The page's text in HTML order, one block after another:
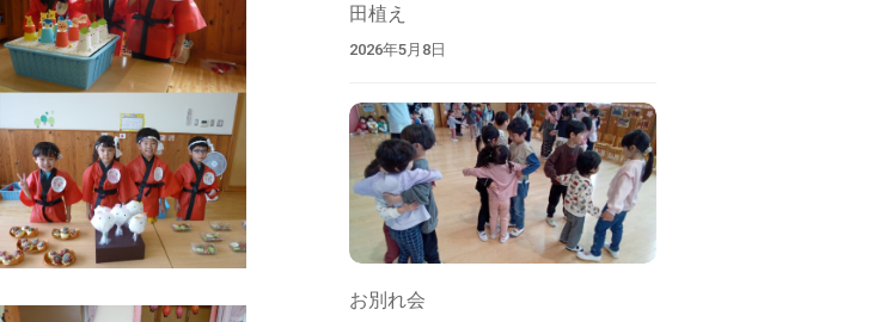
田植え
2026年5月8日
お別れ会